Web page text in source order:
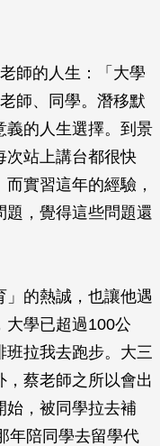
師的人生：「大學
師、同學。潛移默
義的人生選擇。到景
次站上講台都很快
實習這年的經驗，
，覺得這些問題還
」的熱誠，也讓他遇
大學已超過100公
班拉我去跑步。大三
蔡老師之所以會出
始，被同學拉去補
年陪同學去留學代